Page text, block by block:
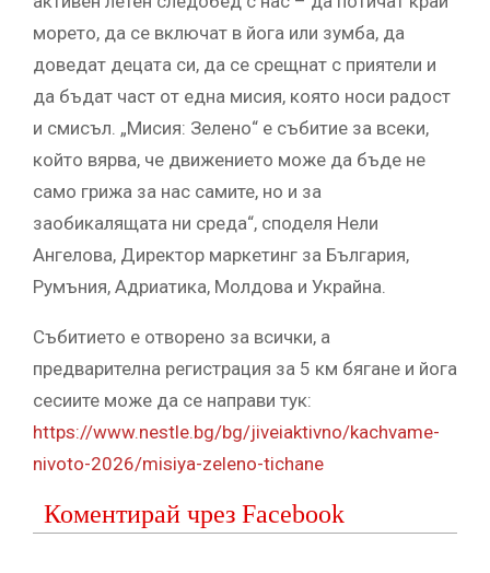
морето, да се включат в йога или зумба, да
доведат децата си, да се срещнат с приятели и
да бъдат част от една мисия, която носи радост
и смисъл. „Мисия: Зелено“ е събитие за всеки,
който вярва, че движението може да бъде не
само грижа за нас самите, но и за
заобикалящата ни среда“, споделя Нели
Ангелова, Директор маркетинг за България,
Румъния, Адриатика, Молдова и Украйна.
Събитието е отворено за всички, а
предварителна регистрация за 5 км бягане и йога
сесиите може да се направи тук:
https://www.nestle.bg/bg/jiveiaktivno/kachvame-
nivoto-2026/misiya-zeleno-tichane
Коментирай чрез Facebook